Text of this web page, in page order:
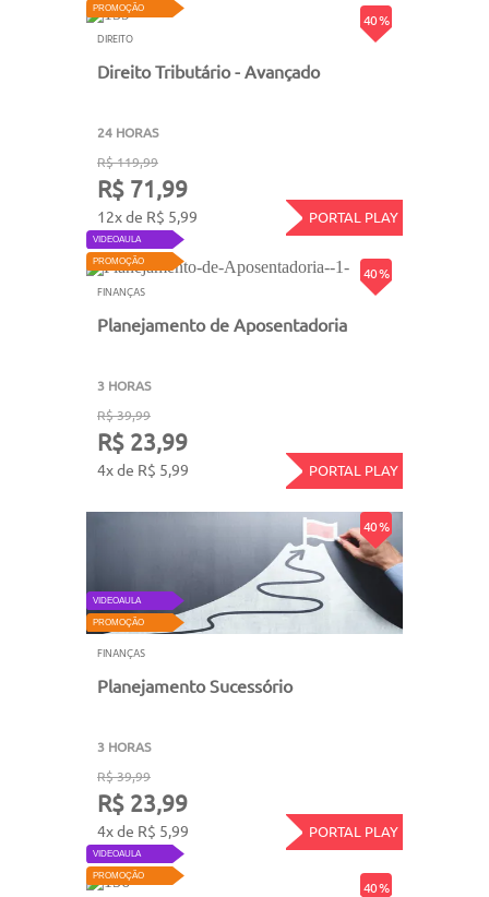
40 %
PROMOÇÃO
DIREITO
Direito Tributário - Avançado
24 HORAS
R$ 119,99
R$ 71,99
12x de R$ 5,99 PORTAL PLAY
40 %
VIDEOAULA
PROMOÇÃO
FINANÇAS
Planejamento de Aposentadoria
3 HORAS
R$ 39,99
R$ 23,99
4x de R$ 5,99 PORTAL PLAY
40 %
VIDEOAULA
PROMOÇÃO
FINANÇAS
Planejamento Sucessório
3 HORAS
R$ 39,99
R$ 23,99
4x de R$ 5,99 PORTAL PLAY
40 %
VIDEOAULA
PROMOÇÃO